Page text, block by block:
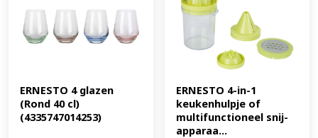
ERNESTO 4 glazen
(Rond 40 cl)
(4335747014253)
ERNESTO 4-in-1
keukenhulpje of
multifunctioneel snij-
apparaa...